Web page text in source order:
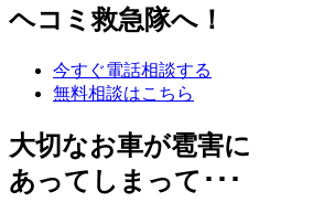
ヘコミ救急隊へ！
今すぐ電話相談する
無料相談はこちら
大切なお車が雹害に
あってしまって･･･